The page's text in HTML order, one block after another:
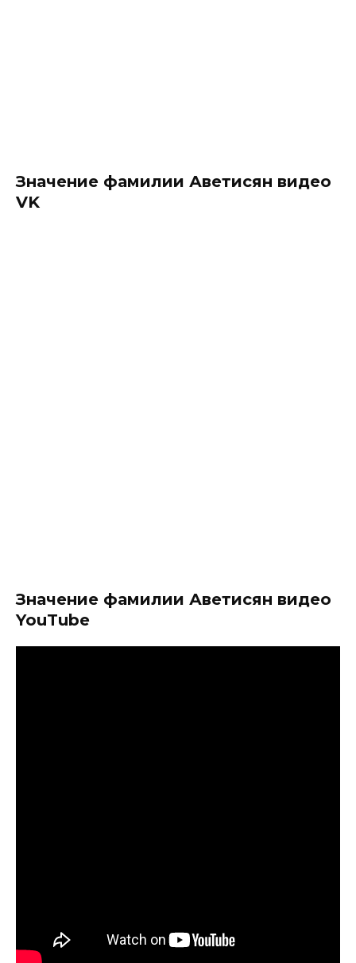
Значение фамилии Аветисян видео
VK
Значение фамилии Аветисян видео
YouTube